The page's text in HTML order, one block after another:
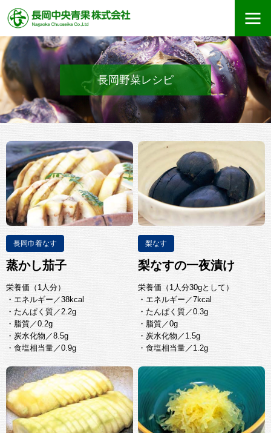
長岡野菜レシピ
長岡巾着なす
蒸かし茄子
栄養価（1人分）
・エネルギー／38kcal
・たんぱく質／2.2g
・脂質／0.2g
・炭水化物／8.5g
・食塩相当量／0.9g
梨なす
梨なすの一夜漬け
栄養価（1人分30gとして）
・エネルギー／7kcal
・たんぱく質／0.3g
・脂質／0g
・炭水化物／1.5g
・食塩相当量／1.2g